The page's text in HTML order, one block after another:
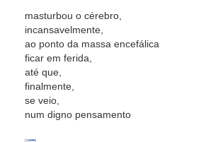
masturbou o cérebro,
incansavelmente,
ao ponto da massa encefálica
ficar em ferida,
até que,
finalmente,
se veio,
num digno pensamento